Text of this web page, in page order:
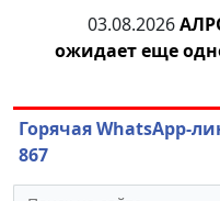
03.08.2026
ожидает еще
Горячая WhatsApp-
867